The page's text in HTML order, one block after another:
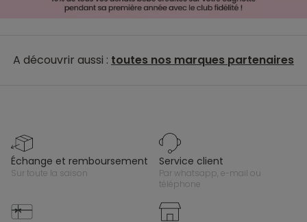
A découvrir aussi : toutes nos marques partenaires
échange et remboursement
sur toute la saison
service client
par whatsapp, e-mail ou
téléphone